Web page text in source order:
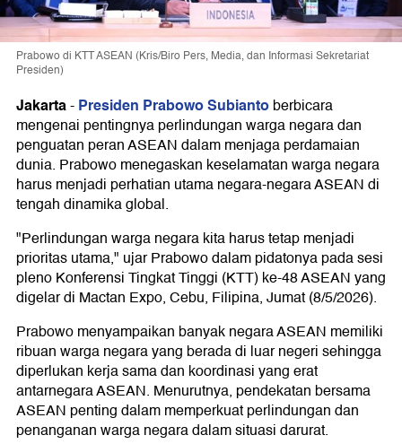
Prabowo di KTT ASEAN (Kris/Biro Pers, Media, dan Informasi Sekretariat
Presiden)
Jakarta-Presiden Prabowo Subiantoberbicara
mengenai pentingnya perlindungan warga negara dan
penguatan peran ASEAN dalam menjaga perdamaian
dunia. Prabowo menegaskan keselamatan warga negara
harus menjadi perhatian utama negara-negara ASEAN di
tengah dinamika global.
"Perlindungan warga negara kita harus tetap menjadi
prioritas utama," ujar Prabowo dalam pidatonya pada sesi
pleno Konferensi Tingkat Tinggi (KTT) ke-48 ASEAN yang
digelar di Mactan Expo, Cebu, Filipina, Jumat (8/5/2026).
Prabowo menyampaikan banyak negara ASEAN memiliki
ribuan warga negara yang berada di luar negeri sehingga
diperlukan kerja sama dan koordinasi yang erat
antarnegara ASEAN. Menurutnya, pendekatan bersama
ASEAN penting dalam memperkuat perlindungan dan
penanganan warga negara dalam situasi darurat.